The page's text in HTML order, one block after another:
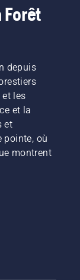
depuis
les
et la
et
pointe, où
montrent